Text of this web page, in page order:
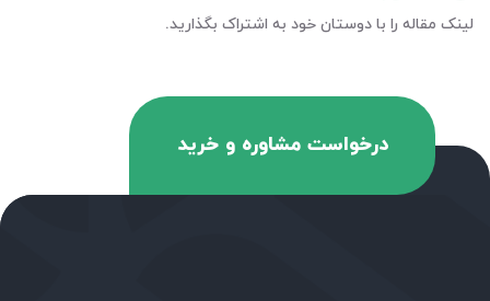
لینک مقاله را با دوستان خود به اشتراک بگذارید.
درخواست مشاوره و خرید